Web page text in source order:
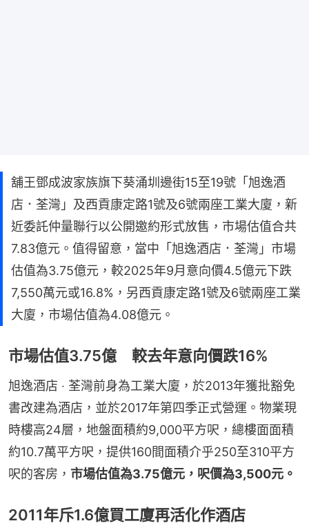
舖王鄧成波家族旗下葵涌圳邊街15至19號「旭逸酒
店．荃灣」及西貢康定路1號及6號兩座工業大廈，新
近委託仲量聯行以公開邀約形式放售，市場估值合共
7.83億元。值得留意，當中「旭逸酒店．荃灣」市場
估值為3.75億元，較2025年9月意向價4.5億元下跌
7,550萬元或16.8%，另西貢康定路1號及6號兩座工業
大廈，市場估值為4.08億元。
市場估值3.75億 較去年意向價跌16%
旭逸酒店 ‧ 荃灣前身為工業大廈，於2013年獲批豁免
書改建為酒店，並於2017年第四季正式營運。物業現
時樓高24層，地盤面積約9,000平方呎，總樓面面積
約10.7萬平方呎，提供160間面積介乎250至310平方
呎的客房， 市場估值為3.75億元，呎價為3,500元。
2011年斥1.6億買工廈再活化作酒店